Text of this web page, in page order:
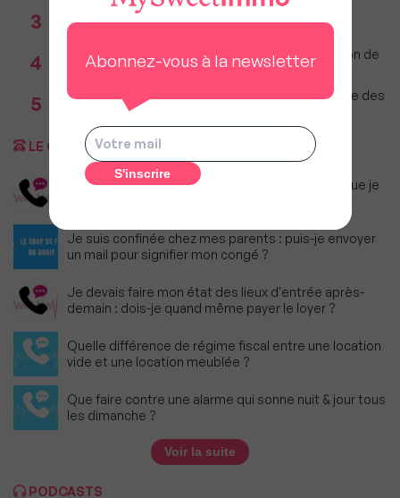
3
Réseau immobilier : iad franchit le cap des 600
millions d'euros de chiffre d'affaires
4
Incendies : Quels sont vos droits si votre location de
vacances est annulée ?
5
Incendies en Gironde : Faut-il craindre une baisse des
prix sur le Bassin d'Arcachon ?
LE COUP DE FIL DU DROIT
Dois-je continuer à payer le loyer du logement que je
Je suis confinée chez mes parents : puis-je envoyer
un mail pour signifier mon congé ?
Je devais faire mon état des lieux d'entrée après-
demain : dois-je quand même payer le loyer ?
Quelle différence de régime fiscal entre une location
vide et une location meublée ?
Que faire contre une alarme qui sonne nuit & jour tous
les dimanche ?
Voir la suite
PODCASTS
Abonnez-vous à la newsletter